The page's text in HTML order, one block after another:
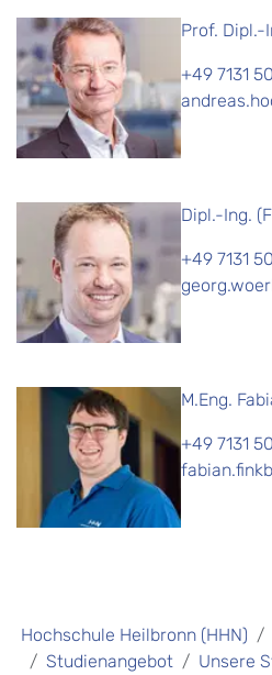
Prof. Dipl.-
+49 7131
Dipl.-Ing.
+49 7131
M.Eng.
+49 7131
Hochschule Heilbronn (HHN)
Studienangebot
Unsere